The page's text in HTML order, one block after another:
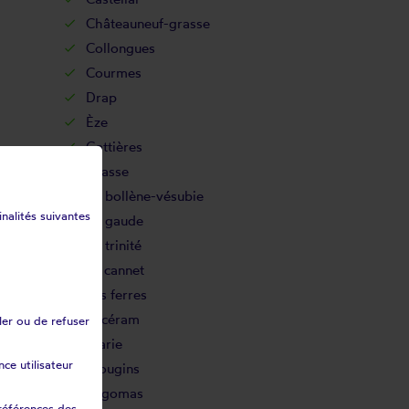
Châteauneuf-grasse
Collongues
Courmes
Drap
Èze
Gattières
Grasse
La bollène-vésubie
La gaude
La trinité
Le cannet
Les ferres
Lucéram
Marie
Mougins
Pégomas
suivantes
ou de refuser
utilisateur